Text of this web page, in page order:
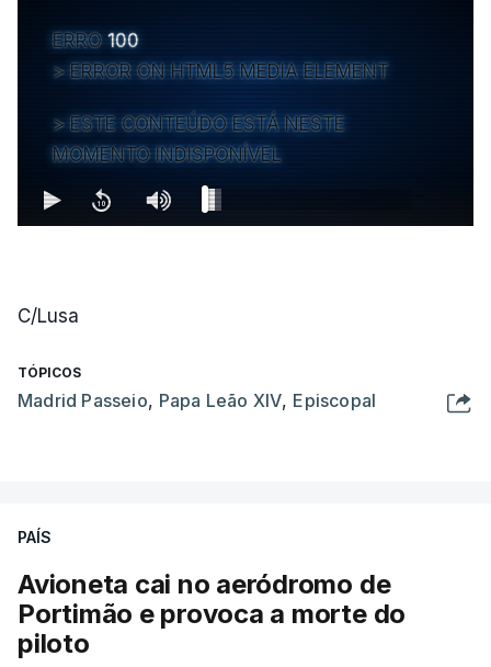
ERRO 100
ERROR ON HTML5 MEDIA ELEMENT
ESTE CONTEÚDO ESTÁ NESTE
MOMENTO INDISPONÍVEL
C/Lusa
TÓPICOS
Madrid Passeio, Papa Leão XIV, Episcopal
PAÍS
Avioneta cai no aeródromo de
Portimão e provoca a morte do
piloto